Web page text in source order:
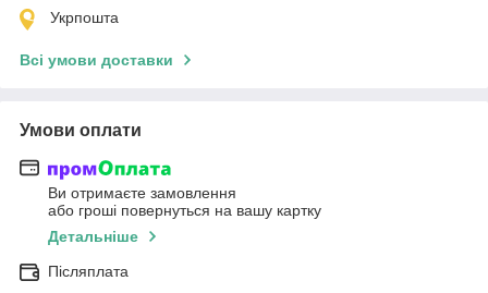
Укрпошта
Всі умови доставки
Умови оплати
Ви отримаєте замовлення
або гроші повернуться на вашу картку
Детальніше
Післяплата